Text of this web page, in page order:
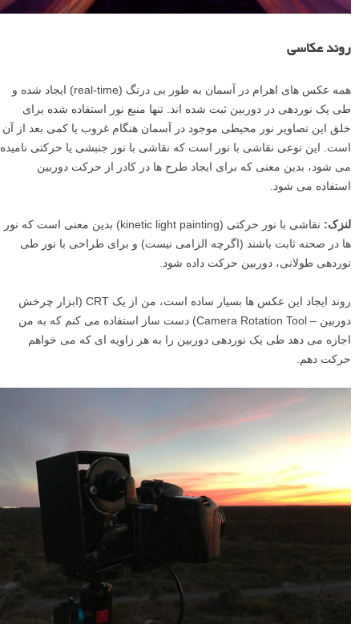
روند عکاسی
همه عکس های اهرام در آسمان به طور بی درنگ (real-time) ایجاد شده و
طی یک نوردهی در دوربین ثبت شده اند. تنها منبع نور استفاده شده برای
خلق این تصاویر نور محیطی موجود در آسمان هنگام غروب یا کمی بعد از آن
است. این نوعی نقاشی با نور است که نقاشی با نور جنبشی یا حرکتی نامیده
می شود، بدین معنی که برای ایجاد طرح ها در کادر از حرکت دوربین
استفاده می شود.
لنزک:
نقاشی با نور حرکتی (kinetic light painting) بدین معنی است که نور
ها در صحنه ثابت باشند (اگرچه الزامی نیست) و برای طراحی با نور طی
نوردهی طولانی، دوربین حرکت داده شود.
روند ایجاد این عکس ها بسیار ساده است، من از یک CRT (ابزار چرخش
دوربین – Camera Rotation Tool) دست ساز استفاده می کنم که به من
اجازه می دهد طی یک نوردهی دوربین را به هر زاویه ای که می خواهم
حرکت دهم.